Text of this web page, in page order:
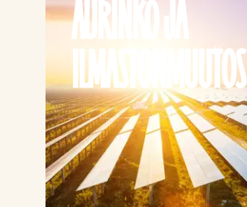
AURINKO JA
ILMASTONMUUTOS